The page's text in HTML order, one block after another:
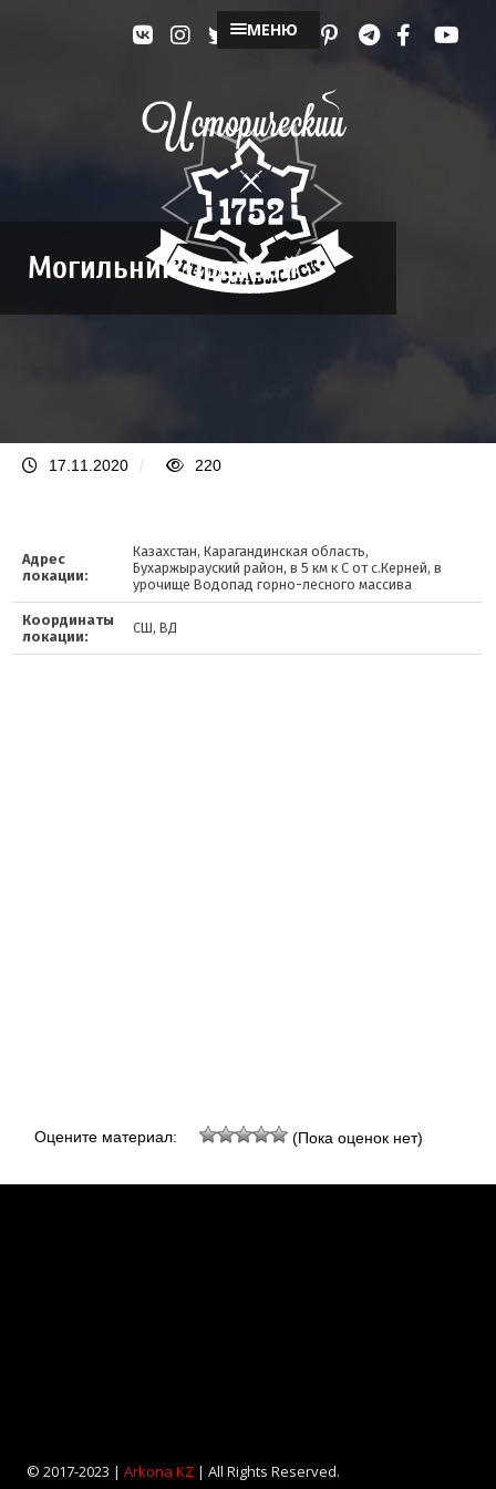
МЕНЮ
Могильник Ордабай
17.11.2020 / 220
Адрес
локации:
Казахстан, Карагандинская область,
Бухаржырауский район, в 5 км к С от с.Керней, в
урочище Водопад горно-лесного массива
Координаты
локации:
СШ, ВД
Оцените материал: (Пока оценок нет)
© 2017-2023 | Arkona KZ| All Rights Reserved.